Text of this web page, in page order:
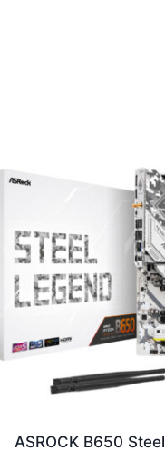
ASROCK B650 Steel